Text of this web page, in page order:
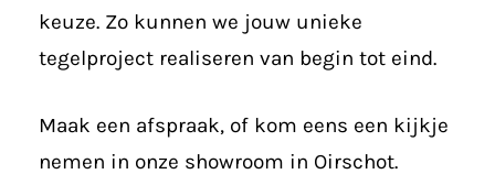
keuze. Zo kunnen we jouw unieke
tegelproject realiseren van begin tot eind.
Maak een afspraak, of kom eens een kijkje
nemen in onze showroom in Oirschot.